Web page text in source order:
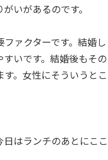
いがあるのです。
ァクターです。結婚し
いです。結婚後もその
。女性にそういうとこ
はランチのあとにここ